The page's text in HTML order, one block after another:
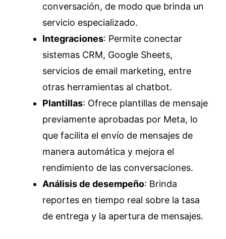
conversación, de modo que brinda un
servicio especializado.
Integraciones: Permite conectar
sistemas CRM, Google Sheets,
servicios de email marketing, entre
otras herramientas al chatbot.
Plantillas: Ofrece plantillas de mensaje
previamente aprobadas por Meta, lo
que facilita el envío de mensajes de
manera automática y mejora el
rendimiento de las conversaciones.
Análisis de desempeño: Brinda
reportes en tiempo real sobre la tasa
de entrega y la apertura de mensajes.